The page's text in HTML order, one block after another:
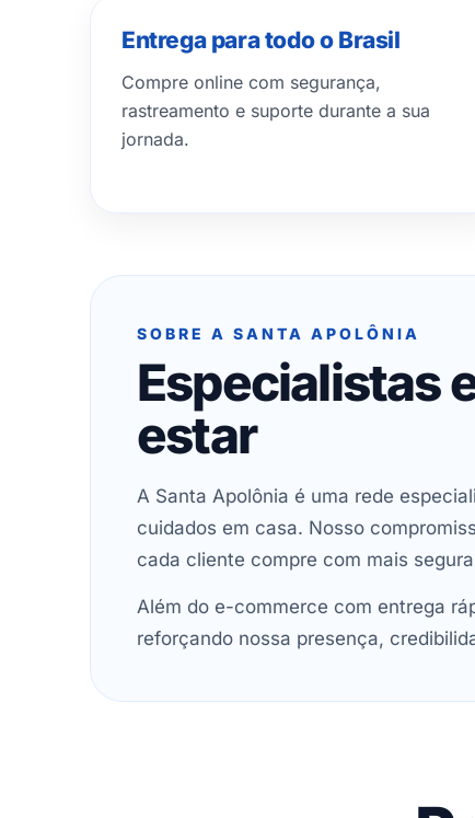
Entrega para todo o Brasil
Compre online com segurança,
rastreamento e suporte durante a sua
jornada.
SOBRE A SANTA APOLÔNIA
Especialistas
estar
A Santa Apolônia é uma rede
cuidados em casa. Nosso
cada cliente compre com mais
Além do e-commerce com entrega
reforçando nossa presença,